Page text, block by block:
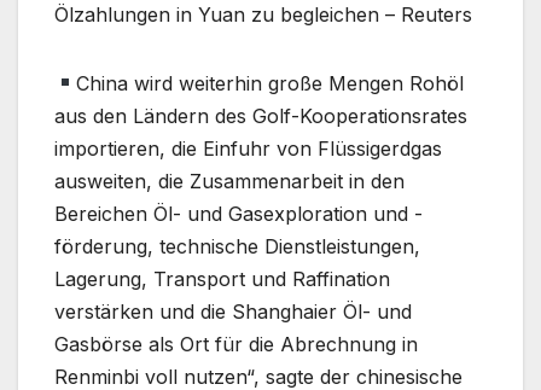
Ölzahlungen in Yuan zu begleichen – Reuters
China wird weiterhin große Mengen Rohöl
aus den Ländern des Golf-Kooperationsrates
importieren, die Einfuhr von Flüssigerdgas
ausweiten, die Zusammenarbeit in den
Bereichen Öl- und Gasexploration und -
förderung, technische Dienstleistungen,
Lagerung, Transport und Raffination
verstärken und die Shanghaier Öl- und
Gasbörse als Ort für die Abrechnung in
Renminbi voll nutzen“, sagte der chinesische